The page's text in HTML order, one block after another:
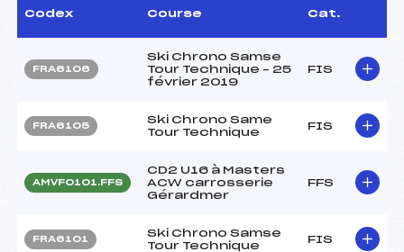
Codex Course Cat.
FRA6106
Ski Chrono Samse
Tour Technique – 25
février 2019
FIS
FRA6105
Ski Chrono Same
Tour Technique
FIS
AMVF0101.FFS
CD2 U16 à Masters
ACW carrosserie
Gérardmer
FFS
FRA6101
Ski Chrono Samse
Tour Technique
FIS